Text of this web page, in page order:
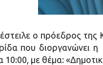
ο πρόεδρος
που διοργανώνει
10:00, με θέμα: